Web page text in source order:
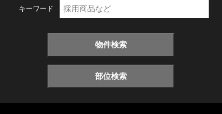
キーワード
物件検索
部位検索